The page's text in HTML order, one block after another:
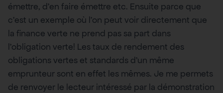
émettre, d’en faire émettre etc. Ensuite parce que
c’est un exemple où l’on peut voir directement que
la finance verte ne prend pas sa part dans
l’obligation verte! Les taux de rendement des
obligations vertes et standards d’un même
emprunteur sont en effet les mêmes. Je me permets
de renvoyer le lecteur intéressé par la démonstration